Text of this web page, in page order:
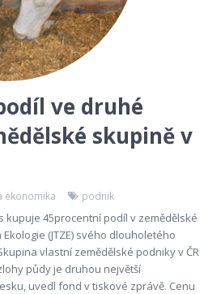
ve druhé
skupině v
ekonomika podnik
kupuje 45procentní podíl v zemědělské
(JTZE) svého dlouholetého
vlastní zemědělské podniky v ČR
půdy je druhou největší
uvedl fond v tiskové zprávě. Cenu